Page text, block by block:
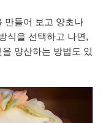
만들어 보고 양초나
식을 선택하고 나면,
양산하는 방법도 있